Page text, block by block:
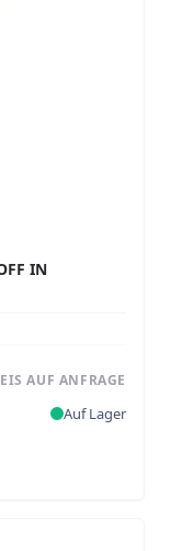
IN
AUF ANFRAGE
Auf Lager